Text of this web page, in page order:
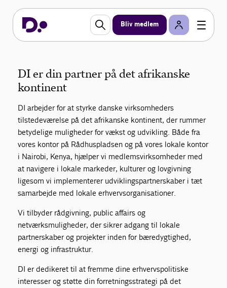
Bliv medlem
Det afrikanske kontinent
Se alt hvad DI kan hjælpe dig og din virksomhed
med på det afrikanske kontinent, og få indsigt i en
DI er din partner på det afrikanske
kontinent
DI arbejder for at styrke danske virksomheders
tilstedeværelse på det afrikanske kontinent, der rummer
betydelige muligheder for vækst og udvikling. Både fra
vores kontor på Rådhuspladsen og på vores lokale kontor
i Nairobi, Kenya, hjælper vi medlemsvirksomheder med
at navigere i lokale markeder, kulturer og lovgivning
ligesom vi implementerer udviklingspartnerskaber i tæt
samarbejde med lokale erhvervsorganisationer.
Vi tilbyder rådgivning, public affairs og
netværksmuligheder, der sikrer adgang til lokale
partnerskaber og projekter inden for bæredygtighed,
energi og infrastruktur.
DI er dedikeret til at fremme dine erhvervspolitiske
interesser og støtte din forretningsstrategi på det